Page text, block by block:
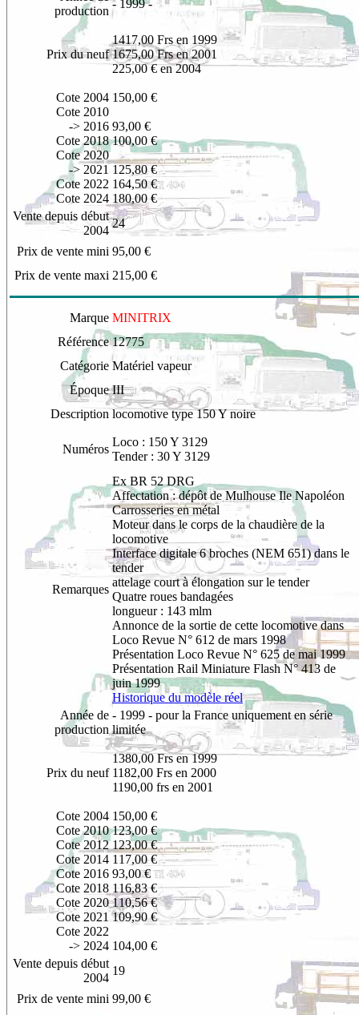
production
- 1999 -
Prix du neuf
1417,00 Frs en 1999
1675,00 Frs en 2001
225,00 € en 2004
Cote 2004
Cote 2010
-> 2016
Cote 2018
Cote 2020
-> 2021
Cote 2022
Cote 2024
150,00 €
93,00 €
100,00 €
125,80 €
164,50 €
180,00 €
Vente depuis début
2004
24
Prix de vente mini 95,00 €
Prix de vente maxi 215,00 €
Marque MINITRIX
Référence 12775
Catégorie Matériel vapeur
Époque III
Description locomotive type 150 Y noire
Numéros
Loco : 150 Y 3129
Tender : 30 Y 3129
Remarques
Ex BR 52 DRG
Affectation : dépôt de Mulhouse Ile Napoléon
Carrosseries en métal
Moteur dans le corps de la chaudière de la
locomotive
Interface digitale 6 broches (NEM 651) dans le
tender
attelage court à élongation sur le tender
Quatre roues bandagées
longueur : 143 mlm
Annonce de la sortie de cette locomotive dans
Loco Revue N° 612 de mars 1998
Présentation Loco Revue N° 625 de mai 1999
Présentation Rail Miniature Flash N° 413 de
juin 1999
Historique du modèle réel
Année de
production
- 1999 - pour la France uniquement en série
limitée
Prix du neuf
1380,00 Frs en 1999
1182,00 Frs en 2000
1190,00 frs en 2001
Cote 2004
Cote 2010
Cote 2012
Cote 2014
Cote 2016
Cote 2018
Cote 2020
Cote 2021
Cote 2022
-> 2024
150,00 €
123,00 €
123,00 €
117,00 €
93,00 €
116,83 €
110,56 €
109,90 €
104,00 €
Vente depuis début
2004
19
Prix de vente mini 99,00 €